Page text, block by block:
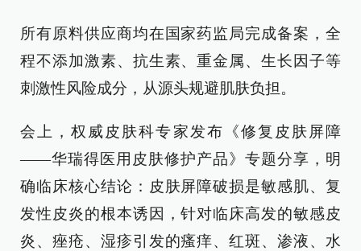
所有原料供应商均在国家药监局完成备案，全
程不添加激素、抗生素、重金属、生长因子等
刺激性风险成分，从源头规避肌肤负担。
会上，权威皮肤科专家发布《修复皮肤屏障
——华瑞得医用皮肤修护产品》专题分享，明
确临床核心结论：皮肤屏障破损是敏感肌、复
发性皮炎的根本诱因，针对临床高发的敏感皮
炎、痤疮、湿疹引发的瘙痒、红斑、渗液、水